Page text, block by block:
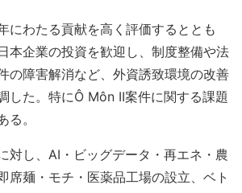
にわたる貢献を高く評価するととも
本企業の投資を歓迎し、制度整備や法
の障害解消など、外資誘致環境の改善
した。特にÔ Môn II案件に関する課題
る。
対し、AI・ビッグデータ・再エネ・農
席麺・モチ・医薬品工場の設立、ベト